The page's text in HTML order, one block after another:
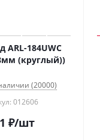
ARL-184UWC
(круглый))
(20000)
012606
₽/шт